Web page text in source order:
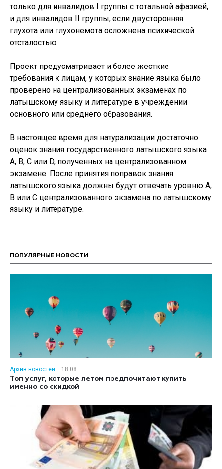
только для инвалидов I группы с тотальной афазией,
и для инвалидов II группы, если двусторонняя
глухота или глухонемота осложнена психической
отсталостью.
Проект предусматривает и более жесткие
требования к лицам, у которых знание языка было
проверено на централизованных экзаменах по
латышскому языку и литературе в учреждении
основного или среднего образования.
В настоящее время для натурализации достаточно
оценок знания государственного латышского языка
A, B, C или D, полученных на централизованном
экзамене. После принятия поправок знания
латышского языка должны будут отвечать уровню A,
B или C централизованного экзамена по латышскому
языку и литературе.
ПОПУЛЯРНЫЕ НОВОСТИ
Архив новостей
18:08
Топ услуг, которые летом предпочитают купить
именно со скидкой